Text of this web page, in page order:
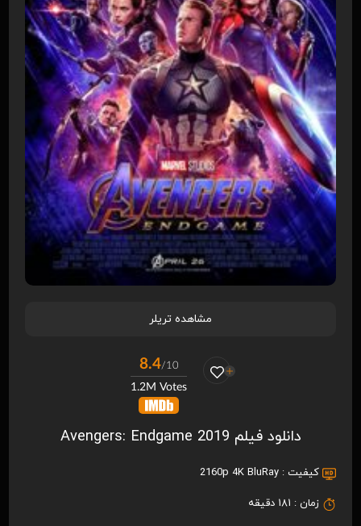
مشاهده تریلر
8.4/10
1.2M Votes
دانلود فیلم Avengers: Endgame 2019
کیفیت : 2160p 4K BluRay
زمان : 181 دقیقه